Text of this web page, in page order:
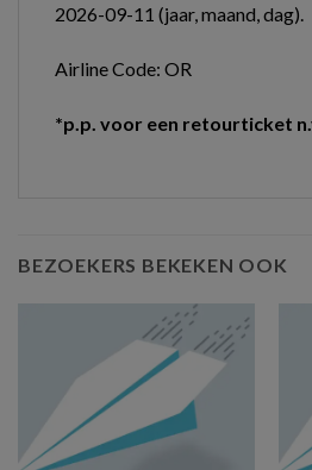
2026-09-11 (jaar, maand, dag).
Airline Code: OR
*p.p. voor een retourticket
BEZOEKERS BEKEKEN OOK